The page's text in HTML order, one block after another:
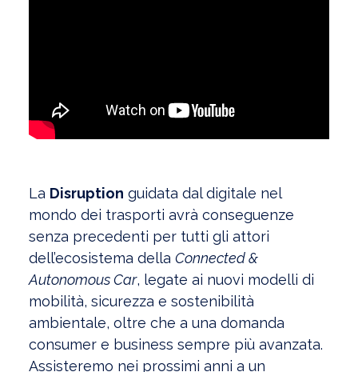
La Disruption guidata dal digitale nel
mondo dei trasporti avrà conseguenze
senza precedenti per tutti gli attori
dell’ecosistema della Connected &
Autonomous Car, legate ai nuovi modelli di
mobilità, sicurezza e sostenibilità
ambientale, oltre che a una domanda
consumer e business sempre più avanzata.
Assisteremo nei prossimi anni a un